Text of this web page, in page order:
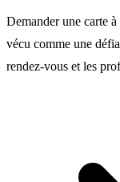
Demander une carte
vécu comme une
rendez-vous et les